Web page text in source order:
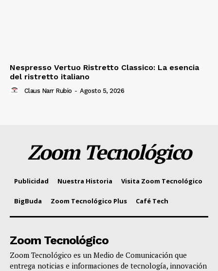
Nespresso Vertuo Ristretto Classico: La esencia
del ristretto italiano
Claus Narr Rubio - Agosto 5, 2026
Zoom Tecnológico
Publicidad Nuestra Historia Visita Zoom Tecnológico
BigBuda Zoom Tecnológico Plus Café Tech
Zoom Tecnológico
Zoom Tecnológico es un Medio de Comunicación que
entrega noticias e informaciones de tecnología, innovación